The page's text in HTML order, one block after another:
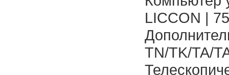
LICCON |
TN/TK/TA/